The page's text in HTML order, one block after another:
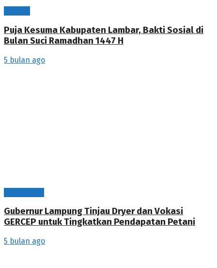
Puja Kesuma Kabupaten Lambar, Bakti Sosial di
Bulan Suci Ramadhan 1447 H
5 bulan ago
Gubernur Lampung Tinjau Dryer dan Vokasi
GERCEP untuk Tingkatkan Pendapatan Petani
5 bulan ago